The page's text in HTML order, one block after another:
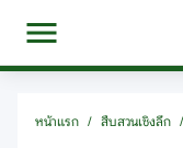
หน้าแรก / สืบสวนเชิงลึก /